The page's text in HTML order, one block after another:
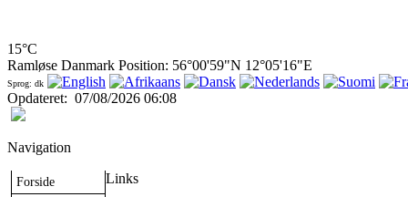
15°C
Ramløse Danmark Position: 56°00'59"N 12°05'16"E
Sprog: dk
Opdateret: 07/08/2026 06:08
Navigation
Forside
Links